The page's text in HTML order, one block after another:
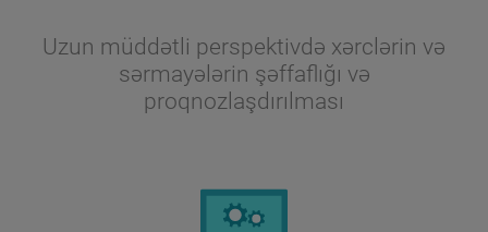
Uzun müddətli perspektivdə xərclərin və
sərmayələrin şəffaflığı və
proqnozlaşdırılması